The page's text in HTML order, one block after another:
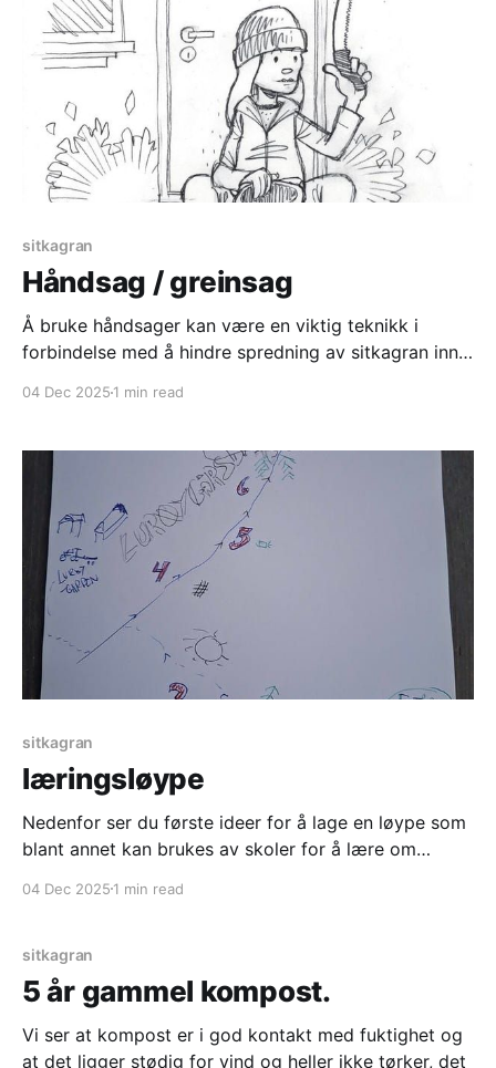
sitkagran
Håndsag / greinsag
Å bruke håndsager kan være en viktig teknikk i
forbindelse med å hindre spredning av sitkagran inn i
04 Dec 2025 1 min read
sitkagran
læringsløype
Nedenfor ser du første ideer for å lage en løype som
blant annet kan brukes av skoler for å lære om
som kan bli laget som går fra nederste del helt opp
Trykk
04 Dec 2025 1 min read
sitkagran
5 år gammel kompost.
Vi ser at kompost er i god kontakt med fuktighet og
at det ligger stødig for vind og heller ikke tørker, det